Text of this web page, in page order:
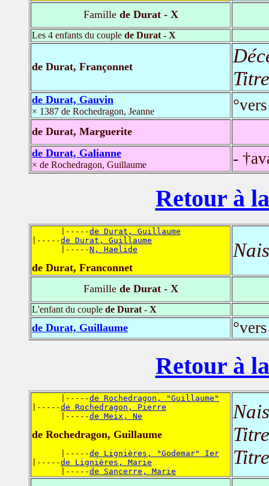
Famillede Durat - X
Les 4 enfants du couple de Durat - X
de Durat, Françonnet
de Durat, Gauvin
× 1387 de Rochedragon, Jeanne
de Durat, Marguerite
de Durat, Galianne
× de Rochedragon, Guillaume -
Retour à
      |-----
de Durat, Guillaume
|-----de Durat, Guillaume
      |-----
N, Haelide
de Durat, Franconnet
Famillede Durat - X
L'enfant du couple de Durat - X
de Durat, Guillaume
Retour à
      |-----
de Rochedragon, "Guillaume"
|-----de Rochedragon, Pierre
      |-----
de Meix, Ne
de Rochedragon, Guillaume
      |-----
de Lignières, "Godemar" Ier
|-----de Lignières, Marie
      |-----
de Sancerre, Marie